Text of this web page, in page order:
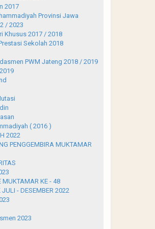
2017
Provinsi Jawa
/ 2023
Khusus 2017 / 2018
Sekolah 2018
PWM Jateng 2018 / 2019
( 2016 )
2022
PENGGEMBIRA MUKTAMAR
MUKTAMAR KE - 48
- DESEMBER 2022
2023